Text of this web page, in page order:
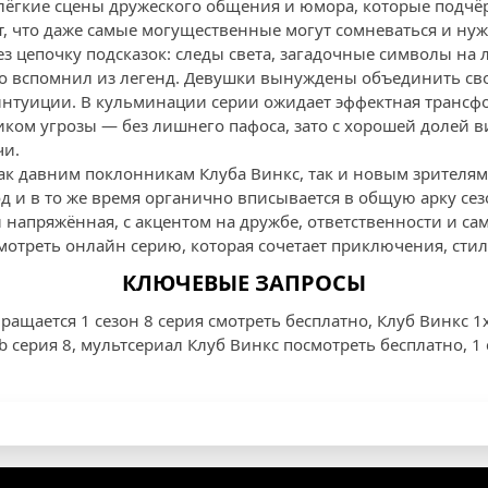
сцены дружеского общения и юмора, которые
даже самые могущественные могут сомневаться и
цепочку подсказок: следы света, загадочные символы на
вспомнил из легенд. Девушки вынуждены объединить
В кульминации серии ожидает эффектная
угрозы — без лишнего пафоса, зато с хорошей долей
давним поклонникам Клуба Винкс, так и новым
и в то же время органично вписывается в общую арку
с акцентом на дружбе, ответственности и
онлайн серию, которая сочетает приключения,
КЛЮЧЕВЫЕ ЗАПРОСЫ
1 сезон 8 серия смотреть бесплатно, Клуб Винкс
8, мультсериал Клуб Винкс посмотреть бесплатно, 1